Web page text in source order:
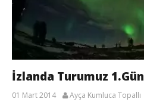
İzlanda Turumuz 1.Gün
01 Mart 2014 Ayça Kumluca Topallı